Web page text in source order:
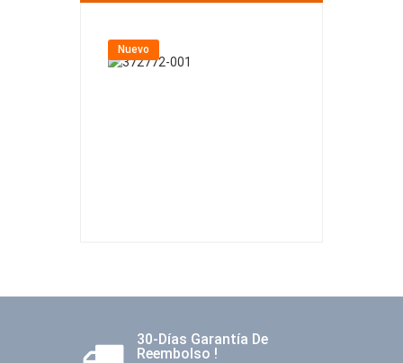
Nuevo
30-Días Garantía De
Reembolso !